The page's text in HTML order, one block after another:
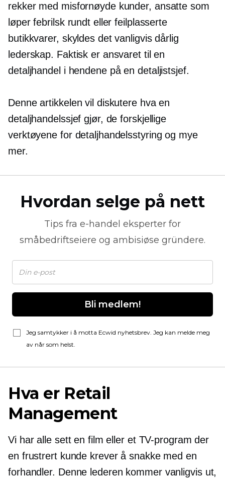
rekker med misfornøyde kunder, ansatte som
løper febrilsk rundt eller feilplasserte
butikkvarer, skyldes det vanligvis dårlig
lederskap. Faktisk er ansvaret til en
detaljhandel i hendene på en detaljistsjef.
Denne artikkelen vil diskutere hva en
detaljhandelssjef gjør, de forskjellige
verktøyene for detaljhandelsstyring og mye
mer.
Hvordan selge på nett
Tips fra e-handel eksperter for
småbedriftseiere og ambisiøse gründere.
Bli medlem!
Jeg samtykker i å motta Ecwid nyhetsbrev. Jeg kan melde meg
av når som helst.
Hva er Retail
Management
Vi har alle sett en film eller et TV-program der
en frustrert kunde krever å snakke med en
forhandler. Denne lederen kommer vanligvis ut,